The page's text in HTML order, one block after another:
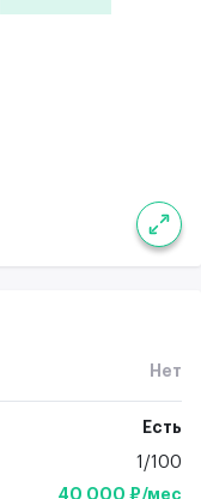
Нет
Есть
1/100
40 000 ₽/мес